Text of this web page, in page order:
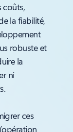
coûts,
la fiabilité,
robuste et
la
ni
ces